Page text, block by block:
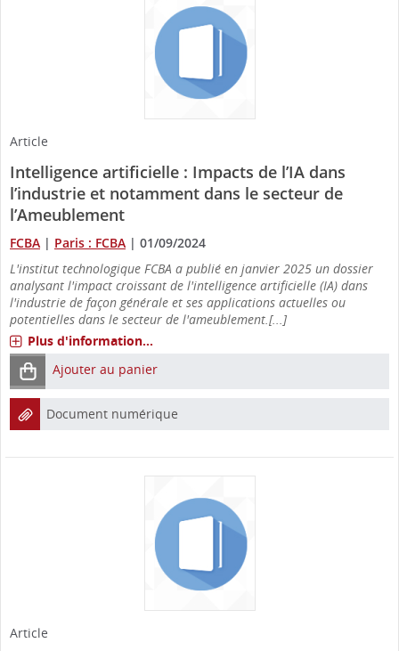
Article
Intelligence artificielle : Impacts de l’IA dans
l’industrie et notamment dans le secteur de
l’Ameublement
FCBA | Paris : FCBA | 01/09/2024
L'institut technologique FCBA a publié en janvier 2025 un dossier
analysant l'impact croissant de l'intelligence artificielle (IA) dans
l'industrie de façon générale et ses applications actuelles ou
potentielles dans le secteur de l'ameublement.[...]
Plus d'information...
Ajouter au panier
Document numérique
Article